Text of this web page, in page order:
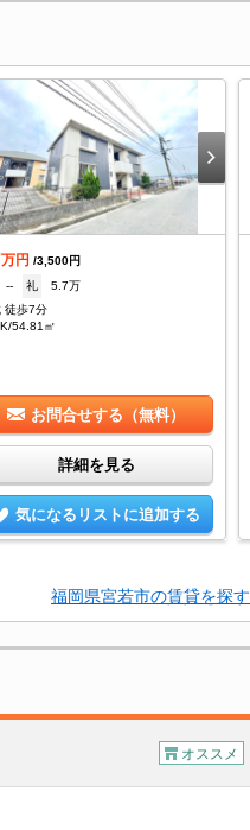
万円 /3,500円
-- 礼
5.7万
徒歩7分
54.81㎡
お問合せする（無料）
詳細を見る
気になるリストに追加する
福岡県宮若市の賃貸を探す
オススメ